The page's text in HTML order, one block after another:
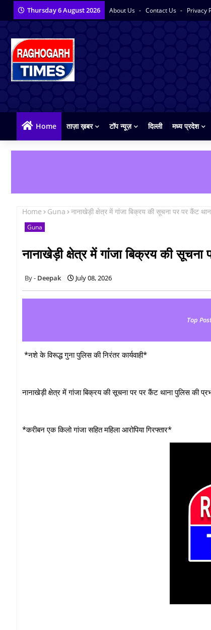
Thursday 6 August 2026 About Us Contact Us Privacy
Home ताज़ा ख़बर टॉप न्यूज़ दिल्ली मध्य प्रदेश
Home Guna नानाखेड़ी क्षेत्र में गांजा बिक्रय की सूचना पर पर कैंट थाना
Guna
नानाखेड़ी क्षेत्र में गांजा बिक्रय की सूचना
Deepak July 08, 2026
Top
*नशे के विरूद्ध गुना पुलिस की निरंतर कार्यवाही*
नानाखेड़ी क्षेत्र में गांजा बिक्रय की सूचना पर पर कैंट थाना पुलिस की
*करीबन एक किलो गांजा सहित महिला आरोपिया गिरफ्तार*